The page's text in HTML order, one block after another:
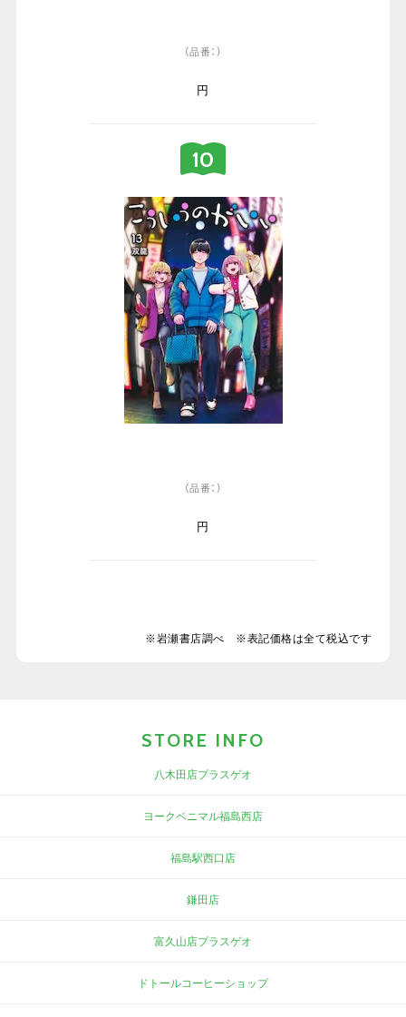
（品番：）
円
（品番：）
円
※岩瀬書店調べ ※表記価格は全て税込です
STORE INFO
八木田店プラスゲオ
ヨークベニマル福島西店
福島駅西口店
鎌田店
富久山店プラスゲオ
ドトールコーヒーショップ